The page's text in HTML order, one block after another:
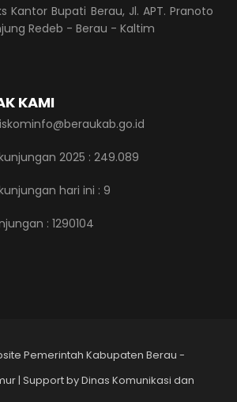
Kantor Bupati Berau, Jl. APT. Pranoto
Redeb - Berau - Kaltim
KAMI
2025 : 249.089
hari ini : 9
: 1290104
Pemerintah Kabupaten Berau -
| Support by Dinas Komunikasi dan